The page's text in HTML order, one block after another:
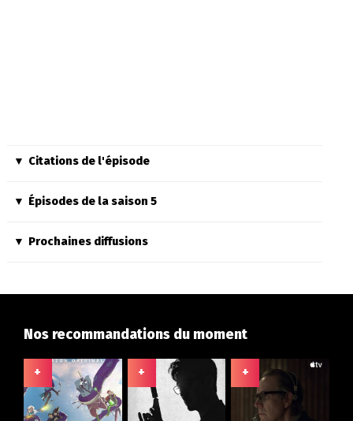
Citations de l'épisode
Épisodes de la saison 5
Prochaines diffusions
Nos recommandations du moment
+ + +